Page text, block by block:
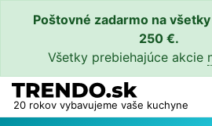
Poštovné zadarmo na
250 €.
Všetky prebiehajúce akcie
20 rokov vybavujeme vaše kuchyne